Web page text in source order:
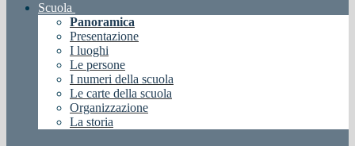
Scuola
Panoramica
Presentazione
I luoghi
Le persone
I numeri della scuola
Le carte della scuola
Organizzazione
La storia